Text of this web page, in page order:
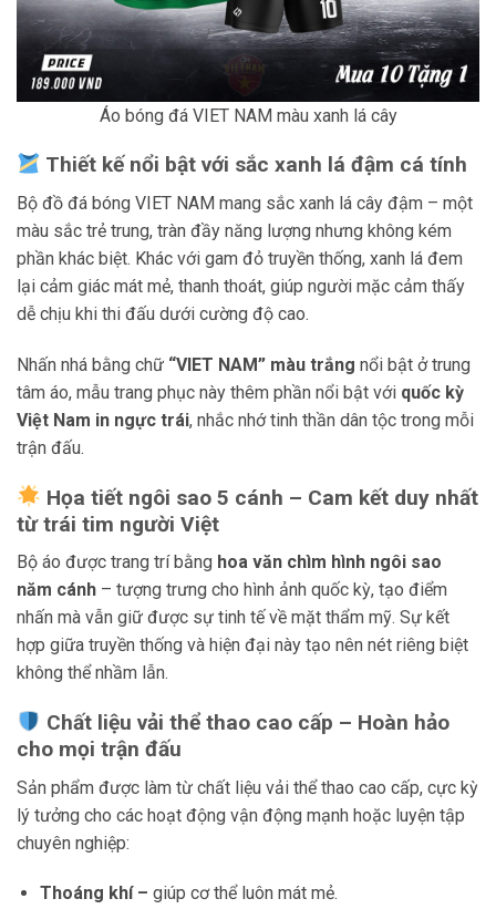
Áo bóng đá VIET NAM màu xanh lá cây
Thiết kế nổi bật với sắc xanh lá đậm cá tính
Bộ đồ đá bóng VIET NAM mang sắc xanh lá cây đậm – một
màu sắc trẻ trung, tràn đầy năng lượng nhưng không kém
phần khác biệt. Khác với gam đỏ truyền thống, xanh lá đem
lại cảm giác mát mẻ, thanh thoát, giúp người mặc cảm thấy
dễ chịu khi thi đấu dưới cường độ cao.
Nhấn nhá bằng chữ “VIET NAM” màu trắng nổi bật ở trung
tâm áo, mẫu trang phục này thêm phần nổi bật với quốc kỳ
Việt Nam in ngực trái, nhắc nhớ tinh thần dân tộc trong mỗi
trận đấu.
Họa tiết ngôi sao 5 cánh – Cam kết duy nhất
từ trái tim người Việt
Bộ áo được trang trí bằng hoa văn chìm hình ngôi sao
năm cánh – tượng trưng cho hình ảnh quốc kỳ, tạo điểm
nhấn mà vẫn giữ được sự tinh tế về mặt thẩm mỹ. Sự kết
hợp giữa truyền thống và hiện đại này tạo nên nét riêng biệt
không thể nhầm lẫn.
Chất liệu vải thể thao cao cấp – Hoàn hảo
cho mọi trận đấu
Sản phẩm được làm từ chất liệu vải thể thao cao cấp, cực kỳ
lý tưởng cho các hoạt động vận động mạnh hoặc luyện tập
chuyên nghiệp:
Thoáng khí – giúp cơ thể luôn mát mẻ.